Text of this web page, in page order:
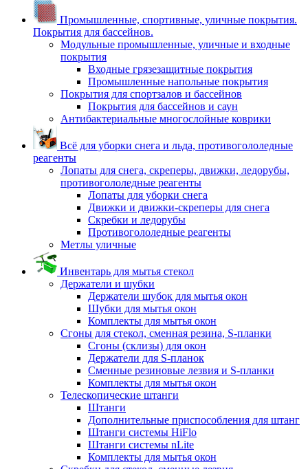
Промышленные, спортивные, уличные покрытия.
Покрытия для бассейнов.
Модульные промышленные, уличные и входные
покрытия
Входные грязезащитные покрытия
Промышленные напольные покрытия
Покрытия для спортзалов и бассейнов
Покрытия для бассейнов и саун
Антибактериальные многослойные коврики
Всё для уборки снега и льда, противогололедные
реагенты
Лопаты для снега, скреперы, движки, ледорубы,
противогололедные реагенты
Лопаты для уборки снега
Движки и движки-скреперы для снега
Скребки и ледорубы
Противогололедные реагенты
Метлы уличные
Инвентарь для мытья стекол
Держатели и шубки
Держатели шубок для мытья окон
Шубки для мытья окон
Комплекты для мытья окон
Сгоны для стекол, сменная резина, S-планки
Сгоны (склизы) для окон
Держатели для S-планок
Сменные резиновые лезвия и S-планки
Комплекты для мытья окон
Телескопические штанги
Штанги
Дополнительные приспособления для штанг
Штанги системы HiFlo
Штанги системы nLite
Комплекты для мытья окон